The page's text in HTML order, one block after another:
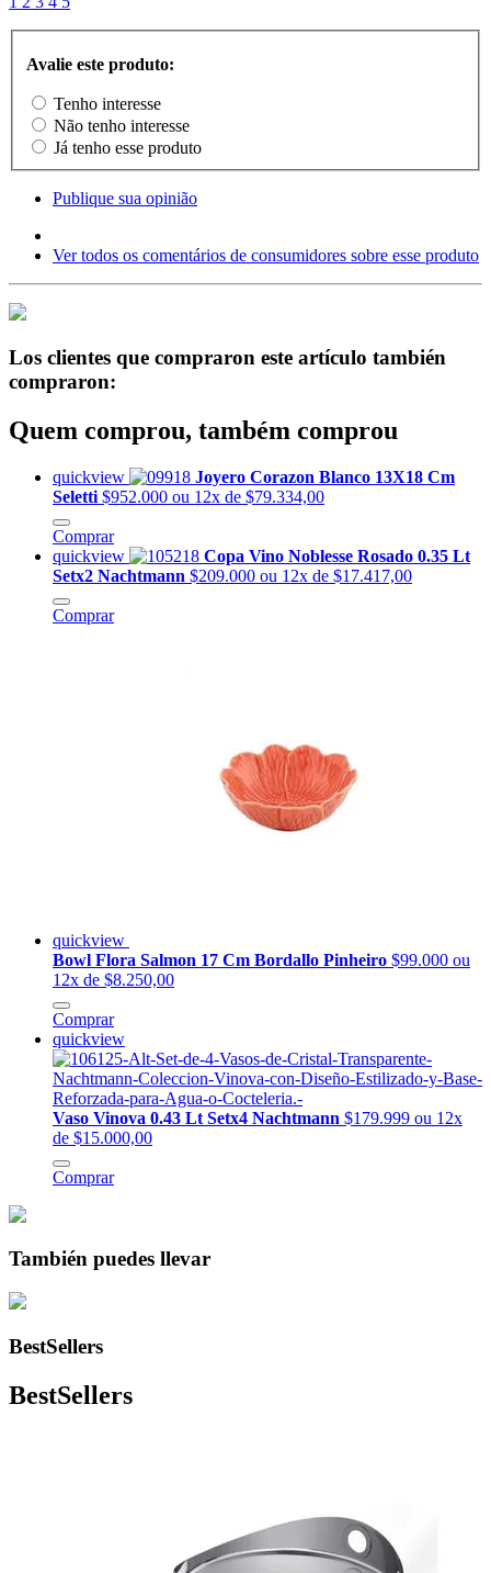
Avalie este produto:
Tenho interesse
Não tenho interesse
Já tenho esse produto
Publique sua opinião
Ver todos os comentários de consumidores sobre esse produto
Los clientes que compraron este artículo también
compraron:
Quem comprou, também comprou
quickview
Joyero Corazon Blanco 13X18 Cm
Seletti $952.000 ou 12x de $79.334,00
Comprar
quickview
Copa Vino Noblesse Rosado 0.35 Lt
Setx2 Nachtmann $209.000 ou 12x de $17.417,00
Comprar
quickview
Bowl Flora Salmon 17 Cm Bordallo Pinheiro $99.000 ou
12x de $8.250,00
Comprar
quickview
Vaso Vinova 0.43 Lt Setx4 Nachtmann $179.999 ou 12x
de $15.000,00
Comprar
También puedes llevar
BestSellers
BestSellers